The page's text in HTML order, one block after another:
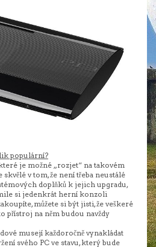
populární?
je možné „rozjet“ na takovém
v tom, že není třeba neustálé
doplňků k jejich upgradu,
si jedenkrát herní konzoli
můžete si být jisti, že veškeré
přístroj na něm budou navždy
musejí každoročně vynakládat
svého PC ve stavu, který bude